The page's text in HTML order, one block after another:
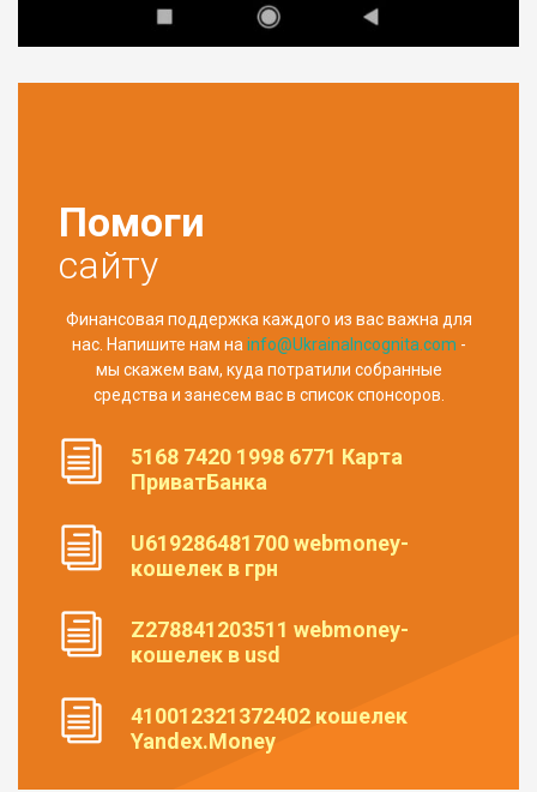
Помоги
сайту
Финансовая поддержка каждого из вас важна для
нас. Напишите нам на info@UkrainaIncognita.com -
мы скажем вам, куда потратили собранные
средства и занесем вас в список спонсоров.
5168 7420 1998 6771 Карта
ПриватБанка
U619286481700 webmoney-
кошелек в грн
Z278841203511 webmoney-
кошелек в usd
410012321372402 кошелек
Yandex.Money